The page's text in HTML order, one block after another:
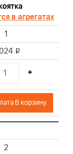
в агрегатах
1
i
+
В корзину
2